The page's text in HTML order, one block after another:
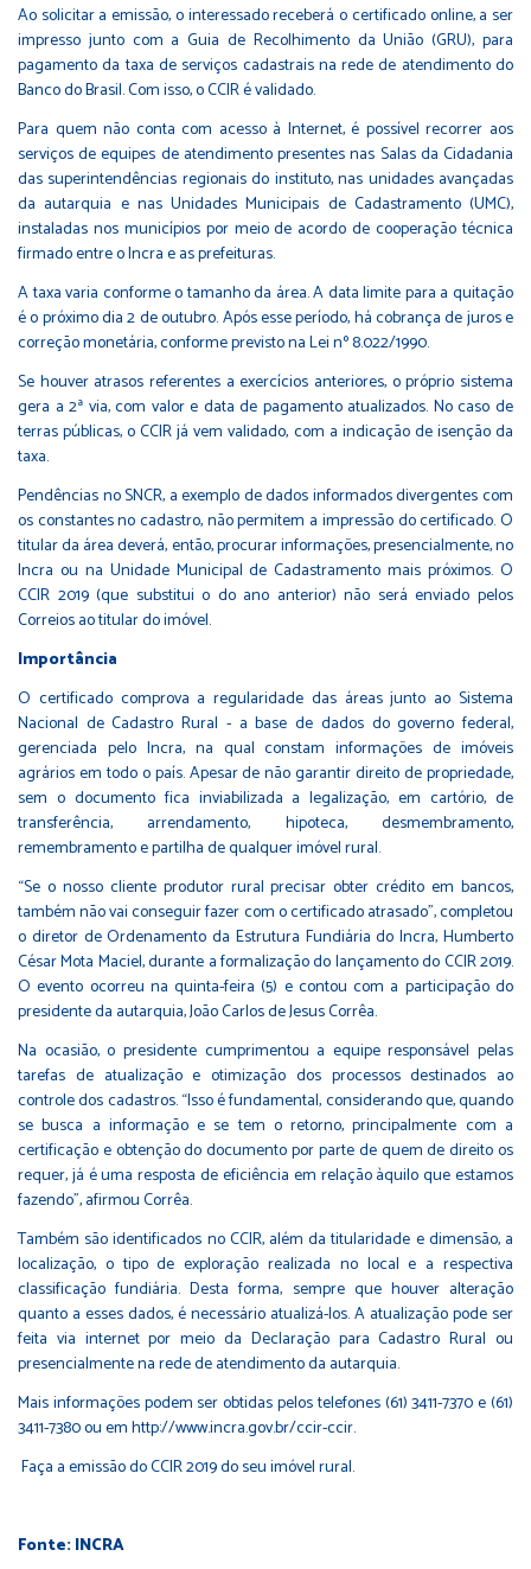
Ao solicitar a emissão, o interessado receberá o certificado online, a ser
impresso junto com a Guia de Recolhimento da União (GRU), para
pagamento da taxa de serviços cadastrais na rede de atendimento do
Banco do Brasil. Com isso, o CCIR é validado.
Para quem não conta com acesso à Internet, é possível recorrer aos
serviços de equipes de atendimento presentes nas Salas da Cidadania
das superintendências regionais do instituto, nas unidades avançadas
da autarquia e nas Unidades Municipais de Cadastramento (UMC),
instaladas nos municípios por meio de acordo de cooperação técnica
firmado entre o Incra e as prefeituras.
A taxa varia conforme o tamanho da área. A data limite para a quitação
é o próximo dia 2 de outubro. Após esse período, há cobrança de juros e
correção monetária, conforme previsto na Lei nº 8.022/1990.
Se houver atrasos referentes a exercícios anteriores, o próprio sistema
gera a 2ª via, com valor e data de pagamento atualizados. No caso de
terras públicas, o CCIR já vem validado, com a indicação de isenção da
taxa.
Pendências no SNCR, a exemplo de dados informados divergentes com
os constantes no cadastro, não permitem a impressão do certificado. O
titular da área deverá, então, procurar informações, presencialmente, no
Incra ou na Unidade Municipal de Cadastramento mais próximos. O
CCIR 2019 (que substitui o do ano anterior) não será enviado pelos
Correios ao titular do imóvel.
Importância
O certificado comprova a regularidade das áreas junto ao Sistema
Nacional de Cadastro Rural - a base de dados do governo federal,
gerenciada pelo Incra, na qual constam informações de imóveis
agrários em todo o país. Apesar de não garantir direito de propriedade,
sem o documento fica inviabilizada a legalização, em cartório, de
transferência, arrendamento, hipoteca, desmembramento,
remembramento e partilha de qualquer imóvel rural.
“Se o nosso cliente produtor rural precisar obter crédito em bancos,
também não vai conseguir fazer com o certificado atrasado”, completou
o diretor de Ordenamento da Estrutura Fundiária do Incra, Humberto
César Mota Maciel, durante a formalização do lançamento do CCIR 2019.
O evento ocorreu na quinta-feira (5) e contou com a participação do
presidente da autarquia, João Carlos de Jesus Corrêa.
Na ocasião, o presidente cumprimentou a equipe responsável pelas
tarefas de atualização e otimização dos processos destinados ao
controle dos cadastros. “Isso é fundamental, considerando que, quando
se busca a informação e se tem o retorno, principalmente com a
certificação e obtenção do documento por parte de quem de direito os
requer, já é uma resposta de eficiência em relação àquilo que estamos
fazendo”, afirmou Corrêa.
Também são identificados no CCIR, além da titularidade e dimensão, a
localização, o tipo de exploração realizada no local e a respectiva
classificação fundiária. Desta forma, sempre que houver alteração
quanto a esses dados, é necessário atualizá-los. A atualização pode ser
feita via internet por meio da Declaração para Cadastro Rural ou
presencialmente na rede de atendimento da autarquia.
Mais informações podem ser obtidas pelos telefones (61) 3411-7370 e (61)
3411-7380 ou emhttp://www.incra.gov.br/ccir-ccir.
Faça a emissão do CCIR 2019 do seu imóvel rural.
Fonte: INCRA